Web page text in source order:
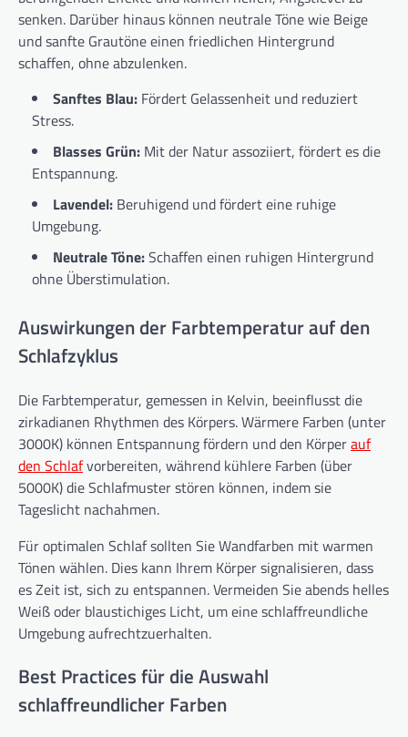
senken. Darüber hinaus können neutrale Töne wie Beige
und sanfte Grautöne einen friedlichen Hintergrund
schaffen, ohne abzulenken.
Sanftes Blau: Fördert Gelassenheit und reduziert
Stress.
Blasses Grün: Mit der Natur assoziiert, fördert es die
Entspannung.
Lavendel: Beruhigend und fördert eine ruhige
Umgebung.
Neutrale Töne:Schaffen einen ruhigen Hintergrund
ohne Überstimulation.
Auswirkungen der Farbtemperatur auf den
Schlafzyklus
Die Farbtemperatur, gemessen in Kelvin, beeinflusst die
zirkadianen Rhythmen des Körpers. Wärmere Farben (unter
3000K) können Entspannung fördern und den Körperauf
den Schlafvorbereiten, während kühlere Farben (über
5000K) die Schlafmuster stören können, indem sie
Tageslicht nachahmen.
Für optimalen Schlaf sollten Sie Wandfarben mit warmen
Tönen wählen. Dies kann Ihrem Körper signalisieren, dass
es Zeit ist, sich zu entspannen. Vermeiden Sie abends helles
Weiß oder blaustichiges Licht, um eine schlaffreundliche
Umgebung aufrechtzuerhalten.
Best Practices für die Auswahl
schlaffreundlicher Farben